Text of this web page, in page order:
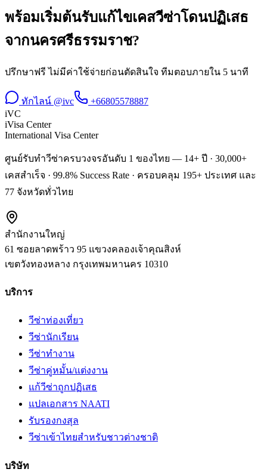
พร้อมเริ่มต้นรับแก้ไขเคสวีซ่าโดนปฏิเสธ
จากนครศรีธรรมราช?
ปรึกษาฟรี ไม่มีค่าใช้จ่ายก่อนตัดสินใจ ทีมตอบภายใน 5 นาที
ทักไลน์ @ivc
+66805578887
iVC
iVisa Center
International Visa Center
ศูนย์รับทำวีซ่าครบวงจรอันดับ 1 ของไทย — 14+ ปี · 30,000+
เคสสำเร็จ · 99.8% Success Rate · ครอบคลุม 195+ ประเทศ และ
77 จังหวัดทั่วไทย
สำนักงานใหญ่
61 ซอยลาดพร้าว 95 แขวงคลองเจ้าคุณสิงห์
เขตวังทองหลาง กรุงเทพมหานคร 10310
บริการ
วีซ่าท่องเที่ยว
วีซ่านักเรียน
วีซ่าทำงาน
วีซ่าคู่หมั้น/แต่งงาน
แก้วีซ่าถูกปฏิเสธ
แปลเอกสาร NAATI
รับรองกงสุล
วีซ่าเข้าไทยสำหรับชาวต่างชาติ
บริษัท